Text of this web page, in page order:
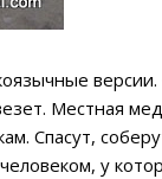
Местная
Спасут,
у